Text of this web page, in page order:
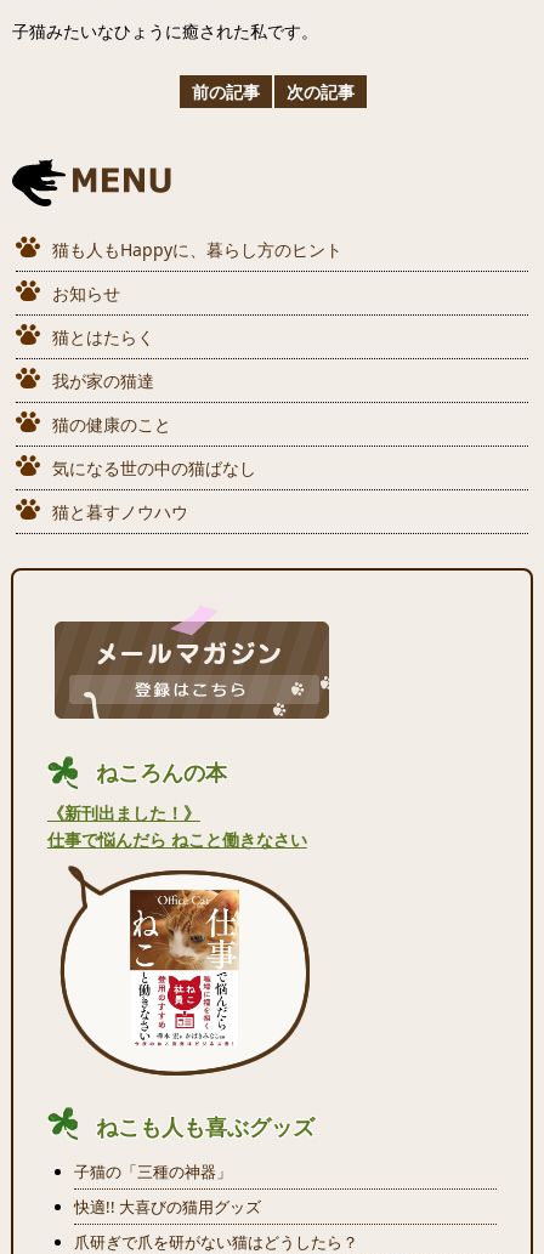
子猫みたいなひょうに癒された私です。
前の記事 次の記事
猫も人もHappyに、暮らし方のヒント
お知らせ
猫とはたらく
我が家の猫達
猫の健康のこと
気になる世の中の猫ばなし
猫と暮すノウハウ
ねころんの本
《新刊出ました！》
仕事で悩んだら ねこと働きなさい
ねこも人も喜ぶグッズ
子猫の「三種の神器」
快適!! 大喜びの猫用グッズ
爪研ぎで爪を研がない猫はどうしたら？